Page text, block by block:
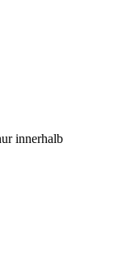
innerhalb